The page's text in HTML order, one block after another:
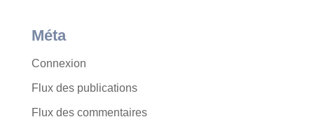
Méta
Connexion
Flux des publications
Flux des commentaires